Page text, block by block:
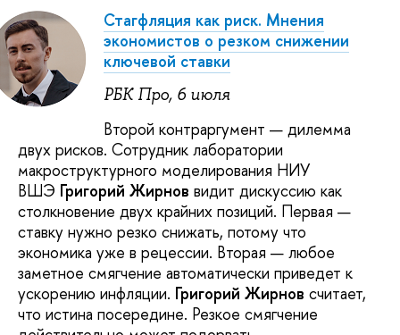
Стагфляция как риск. Мнения
экономистов о резком снижении
ключевой ставки
РБК Про, 6 июля
Второй контраргумент — дилемма
двух рисков. Сотрудник лаборатории
макроструктурного моделирования НИУ
ВШЭ Григорий Жирнов видит дискуссию как
столкновение двух крайних позиций. Первая —
ставку нужно резко снижать, потому что
экономика уже в рецессии. Вторая — любое
заметное смягчение автоматически приведет к
ускорению инфляции. Григорий Жирнов считает,
что истина посередине. Резкое смягчение